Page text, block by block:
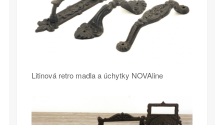
Litinová retro madla a úchytky NOVAline